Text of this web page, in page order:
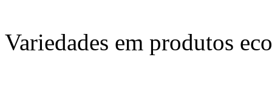
Variedades em produtos